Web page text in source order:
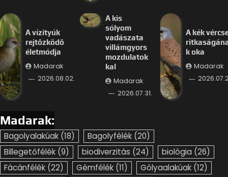
A vízityúk
rejtőzködő
életmódja
Madarak
2026.08.02.
A kis
sólyom
vadászata
villámgyors
mozdulatok
kal
Madarak
2026.07.31.
A kék
k oka
Madarak
Madarak:
Bagolyalakúak (18) Bagolyfélék (20)
Billegetőfélék (9) biodiverzitás (24) biológia (26)
Fácánfélék (22) Gémfélék (11) Gólyaalakúak (12)